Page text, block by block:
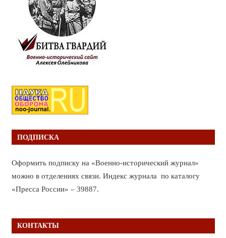
ПОДПИСКА
Оформить подписку на «Военно-исторический журнал»
можно в отделениях связи. Индекс журнала по каталогу
«Пресса России» – 39887.
КОНТАКТЫ